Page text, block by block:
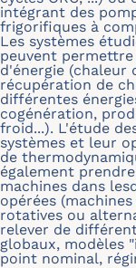
intégrant des
frigorifiques à
Les systèmes
peuvent
d'énergie (chaleur
récupération de
différentes
cogénération,
froid...). L'étude
systèmes et leur
de
également
machines dans
opérées
rotatives ou
relever de
globaux, modèles
point nominal,